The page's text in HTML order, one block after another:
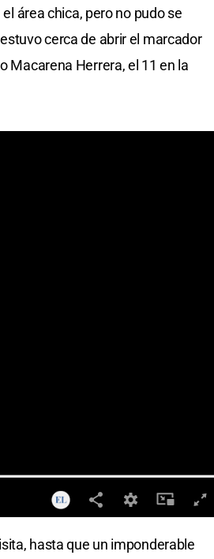
área chica, pero no pudo se
cerca de abrir el marcador
Macarena Herrera, el 11 en la
hasta que un imponderable